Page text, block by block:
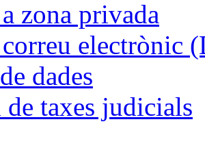
zona privada
electrònic
dades
taxes judicials